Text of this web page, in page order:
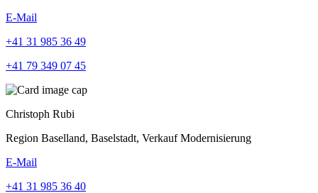
E-Mail
+41 31 985 36 49
+41 79 349 07 45
Christoph Rubi
Region Baselland, Baselstadt, Verkauf Modernisierung
E-Mail
+41 31 985 36 40